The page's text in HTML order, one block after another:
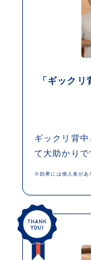
「ギック
ギックリ背
て大助かり
※効果には個人差があ